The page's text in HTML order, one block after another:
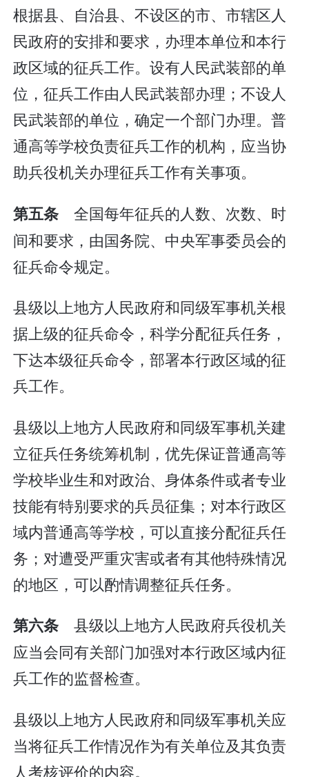
根据县、自治县、不设区的市、市辖区人
民政府的安排和要求，办理本单位和本行
政区域的征兵工作。设有人民武装部的单
位，征兵工作由人民武装部办理；不设人
民武装部的单位，确定一个部门办理。普
通高等学校负责征兵工作的机构，应当协
助兵役机关办理征兵工作有关事项。
第五条 全国每年征兵的人数、次数、时
间和要求，由国务院、中央军事委员会的
征兵命令规定。
县级以上地方人民政府和同级军事机关根
据上级的征兵命令，科学分配征兵任务，
下达本级征兵命令，部署本行政区域的征
兵工作。
县级以上地方人民政府和同级军事机关建
立征兵任务统筹机制，优先保证普通高等
学校毕业生和对政治、身体条件或者专业
技能有特别要求的兵员征集；对本行政区
域内普通高等学校，可以直接分配征兵任
务；对遭受严重灾害或者有其他特殊情况
的地区，可以酌情调整征兵任务。
第六条 县级以上地方人民政府兵役机关
应当会同有关部门加强对本行政区域内征
兵工作的监督检查。
县级以上地方人民政府和同级军事机关应
当将征兵工作情况作为有关单位及其负责
人考核评价的内容。